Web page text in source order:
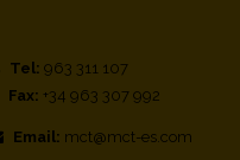
Tel: 963 311 107
Fax: +34 963 307 992
Email: mct@mct-es.com